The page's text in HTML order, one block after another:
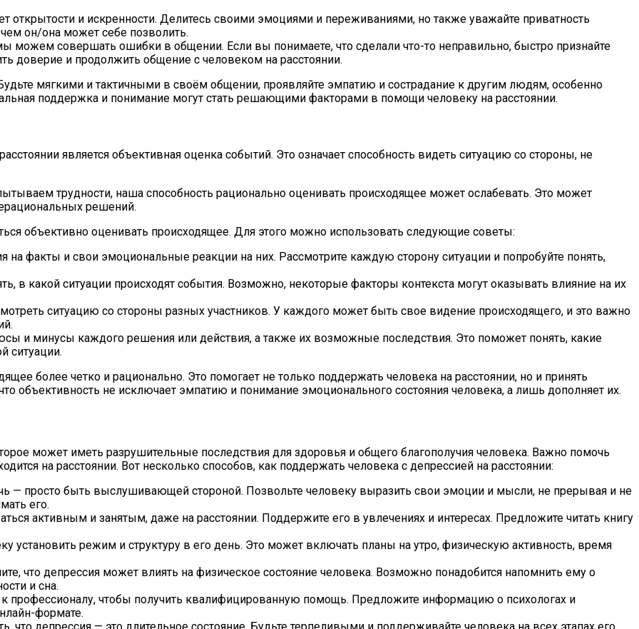
открытости и искренности. Делитесь своими эмоциями и переживаниями, но также уважайте приватность
он/она может себе позволить.
можем совершать ошибки в общении. Если вы понимаете, что сделали что-то неправильно, быстро признайте
доверие и продолжить общение с человеком на расстоянии.
мягкими и тактичными в своём общении, проявляйте эмпатию и сострадание к другим людям, особенно
поддержка и понимание могут стать решающими факторами в помощи человеку на расстоянии.
является объективная оценка событий. Это означает способность видеть ситуацию со стороны, не
трудности, наша способность рационально оценивать происходящее может ослабевать. Это может
решений.
объективно оценивать происходящее. Для этого можно использовать следующие советы:
на факты и свои эмоциональные реакции на них. Рассмотрите каждую сторону ситуации и попробуйте понять,
в какой ситуации происходят события. Возможно, некоторые факторы контекста могут оказывать влияние на их
ситуацию со стороны разных участников. У каждого может быть свое видение происходящего, и это важно
и минусы каждого решения или действия, а также их возможные последствия. Это поможет понять, какие
ситуации.
более четко и рационально. Это помогает не только поддержать человека на расстоянии, но и принять
объективность не исключает эмпатию и понимание эмоционального состояния человека, а лишь дополняет их.
может иметь разрушительные последствия для здоровья и общего благополучия человека. Важно помочь
на расстоянии. Вот несколько способов, как поддержать человека с депрессией на расстоянии:
— просто быть выслушивающей стороной. Позвольте человеку выразить свои эмоции и мысли, не прерывая и не
его.
активным и занятым, даже на расстоянии. Поддержите его в увлечениях и интересах. Предложите читать книгу
установить режим и структуру в его день. Это может включать планы на утро, физическую активность, время
что депрессия может влиять на физическое состояние человека. Возможно понадобится напомнить ему о
и сна.
профессионалу, чтобы получить квалифицированную помощь. Предложите информацию о психологах и
формате.
депрессия — это длительное состояние. Будьте терпеливыми и поддерживайте человека на всех этапах его